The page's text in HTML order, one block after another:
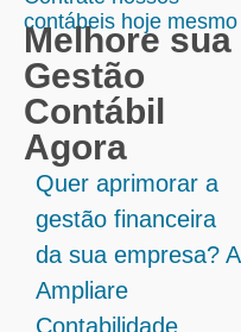
contábeis hoje mesmo
Melhore sua
Gestão
Contábil
Agora
Quer aprimorar a
gestão financeira
da sua empresa? A
Ampliare
Contabilidade